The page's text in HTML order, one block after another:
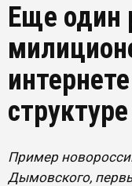
Еще один
Пример
Дымовского,